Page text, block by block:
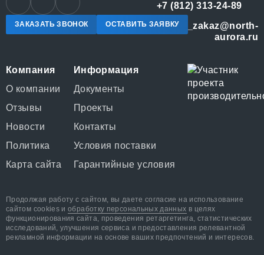
+7 (812) 313-24-89
online_zakaz@north-
aurora.ru
ЗАКАЗАТЬ ЗВОНОК ОСТАВИТЬ ЗАЯВКУ
Компания
О компании
Отзывы
Новости
Политика
Карта сайта
Информация
Документы
Проекты
Контакты
Условия поставки
Гарантийные условия
Продолжая работу с сайтом, вы даете согласие на использование
сайтом cookies иобработку персональных данных в целях
функционирования сайта, проведения ретаргетинга, статистических
исследований, улучшения сервиса и предоставления релевантной
рекламной информации на основе ваших предпочтений и интересов.